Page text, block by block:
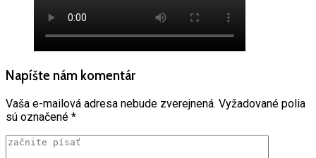
Napíšte nám komentár
Vaša e-mailová adresa nebude zverejnená. Vyžadované polia
sú označené *